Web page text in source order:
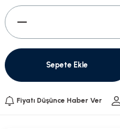
Sepete Ekle
Fiyatı Düşünce Haber Ver